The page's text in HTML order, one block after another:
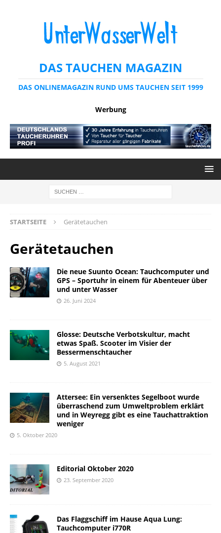
DAS TAUCHEN MAGAZIN
DAS ONLINEMAGAZIN RUND UMS TAUCHEN SEIT 1999
Werbung
STARTSEITE Gerätetauchen
Gerätetauchen
Die neue Suunto Ocean: Tauchcomputer und
GPS – Sportuhr in einem für Abenteuer über
und unter Wasser
26. Juni 2024
Glosse: Deutsche Verbotskultur, macht
etwas Spaß. Scooter im Visier der
Bessermenschtaucher
5. August 2021
Attersee: Ein versenktes Segelboot wurde
überraschend zum Umweltproblem erklärt
und in Weyregg gibt es eine Tauchattraktion
weniger
5. Oktober 2020
Editorial Oktober 2020
23. September 2020
Das Flaggschiff im Hause Aqua Lung:
Tauchcomputer i770R